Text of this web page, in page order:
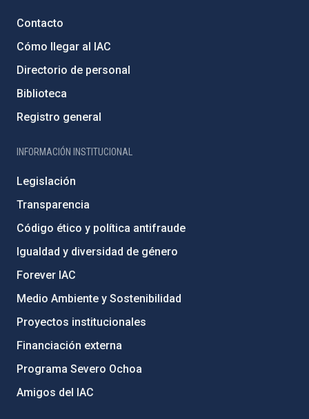
Contacto
Cómo llegar al IAC
Directorio de personal
Biblioteca
Registro general
INFORMACIÓN INSTITUCIONAL
Legislación
Transparencia
Código ético y política antifraude
Igualdad y diversidad de género
Forever IAC
Medio Ambiente y Sostenibilidad
Proyectos institucionales
Financiación externa
Programa Severo Ochoa
Amigos del IAC